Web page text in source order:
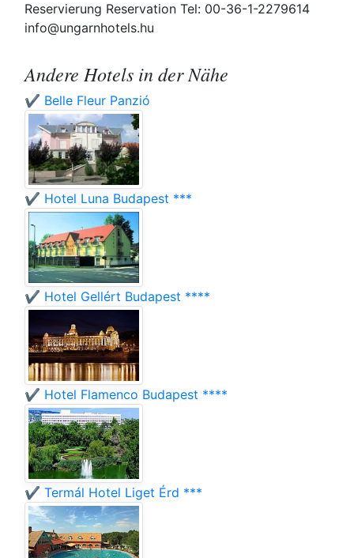
Reservierung Reservation Tel: 00-36-1-2279614
info@ungarnhotels.hu
Andere Hotels in der Nähe
✔️ Belle Fleur Panzió
✔️ Hotel Luna Budapest ***
✔️ Hotel Gellért Budapest ****
✔️ Hotel Flamenco Budapest ****
✔️ Termál Hotel Liget Érd ***